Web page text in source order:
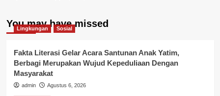
You may have missed
Lingkungan Sosial
Fakta Literasi Gelar Acara Santunan Anak Yatim,
Berbagi Merupakan Wujud Kepeduliaan Dengan
Masyarakat
admin Agustus 6, 2026